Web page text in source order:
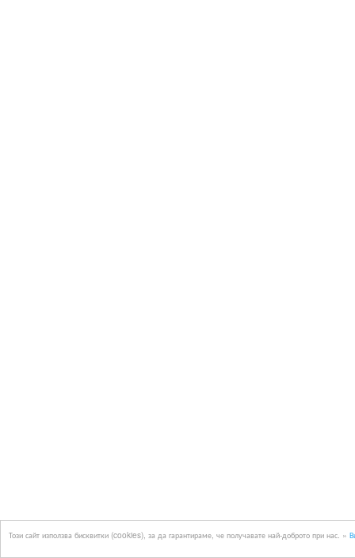
Този сайт използва бисквитки (cookies), за да гарантираме, че получавате най-доброто при нас. »